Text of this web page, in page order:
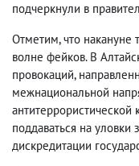
подчеркнули в
Отметим, что накануне
волне фейков. В
провокаций,
межнациональной
антитеррористической
поддаваться на
дискредитации